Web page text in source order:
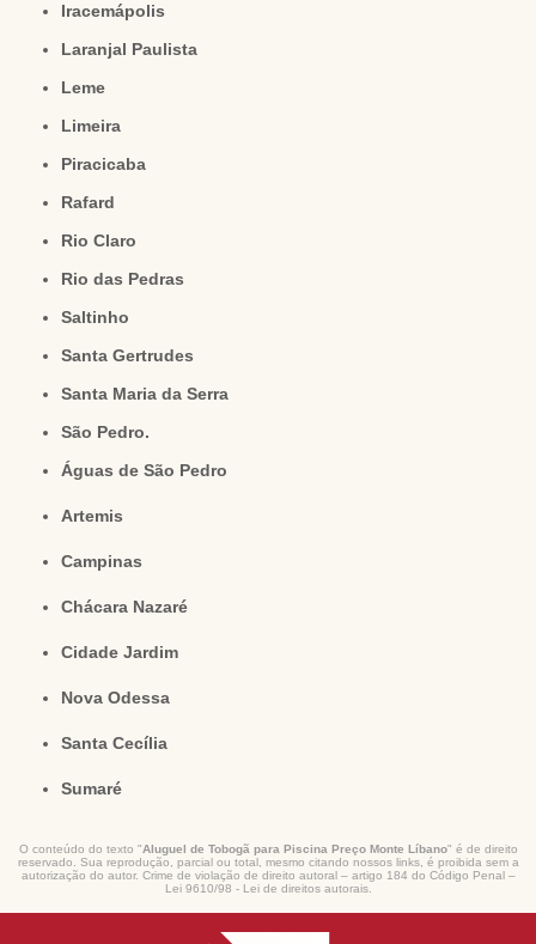
Iracemápolis
Laranjal Paulista
Leme
Limeira
Piracicaba
Rafard
Rio Claro
Rio das Pedras
Saltinho
Santa Gertrudes
Santa Maria da Serra
São Pedro.
Águas de São Pedro
Artemis
Campinas
Chácara Nazaré
Cidade Jardim
Nova Odessa
Santa Cecília
Sumaré
O conteúdo do texto "Aluguel de Tobogã para Piscina Preço Monte Líbano" é de direito
reservado. Sua reprodução, parcial ou total, mesmo citando nossos links, é proibida sem a
autorização do autor. Crime de violação de direito autoral – artigo 184 do Código Penal –
Lei 9610/98 - Lei de direitos autorais.